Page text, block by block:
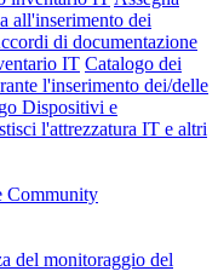
all'inserimento dei
di documentazione
IT Catalogo dei
l'inserimento dei/delle
Dispositivi e
l'attrezzatura IT e altri
Community
del monitoraggio del